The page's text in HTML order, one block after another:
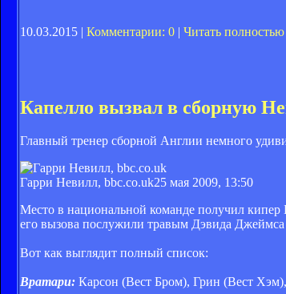
10.03.2015 | Комментарии: 0 | Читать полностью
Капелло вызвал в сборную
Главный тренер сборной Англии немного
Гарри Невилл, bbc.co.uk25 мая 2009, 13:50
Место в национальной команде получил кипер
его вызова послужили травым Дэвида
Вот как выглядит полный список:
Вратари: Карсон (Вест Бром), Грин (Вест